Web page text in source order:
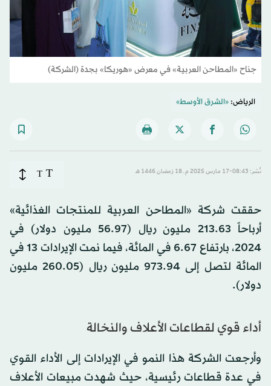
جناح «المطاحن العربية» في معرض «هوريكا» بجدة (الشركة)
الرياض:«الشرق الأوسط»
نُشر: 08:43-17 مارس 2025 م ـ 18 رَمضان 1446 هـ T
T
حققت شركة «المطاحن العربية للمنتجات الغذائية»
أرباحاً 213.63 مليون ريال (56.97 مليون دولار) في
2024، بارتفاع 6.67 في المائة، فيما نمت الإيرادات 13 في
المائة لتصل إلى 973.94 مليون ريال (260.05 مليون
دولار).
أداء قوي لقطاعات الأعلاف والنخالة
وأرجعت الشركة هذا النمو في الإيرادات إلى الأداء القوي
في عدة قطاعات رئيسية، حيث شهدت مبيعات الأعلاف